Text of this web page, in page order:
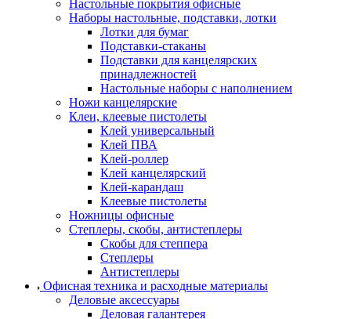
Настольные покрытия офисные
Наборы настольные, подставки, лотки
Лотки для бумаг
Подставки-стаканы
Подставки для канцелярских
принадлежностей
Настольные наборы с наполнением
Ножи канцелярские
Клеи, клеевые пистолеты
Клей универсальный
Клей ПВА
Клей-роллер
Клей канцелярский
Клей-карандаш
Клеевые пистолеты
Ножницы офисные
Степлеры, скобы, антистеплеры
Скобы для степпера
Степлеры
Антистеплеры
Офисная техника и расходные материалы
Деловые аксессуары
Деловая галантерея